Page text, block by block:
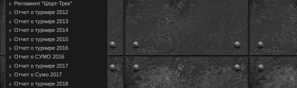
Регламент "Шорт-Трек"
Отчет о турнире 2012
Отчет о турнире 2013
Отчет о турнире 2014
Отчет о турнире 2015
Отчет о турнире 2016
Отчет о СУМО 2016
Отчет о турнире 2017
Отчет о Сумо 2017
Отчет о турнире 2018